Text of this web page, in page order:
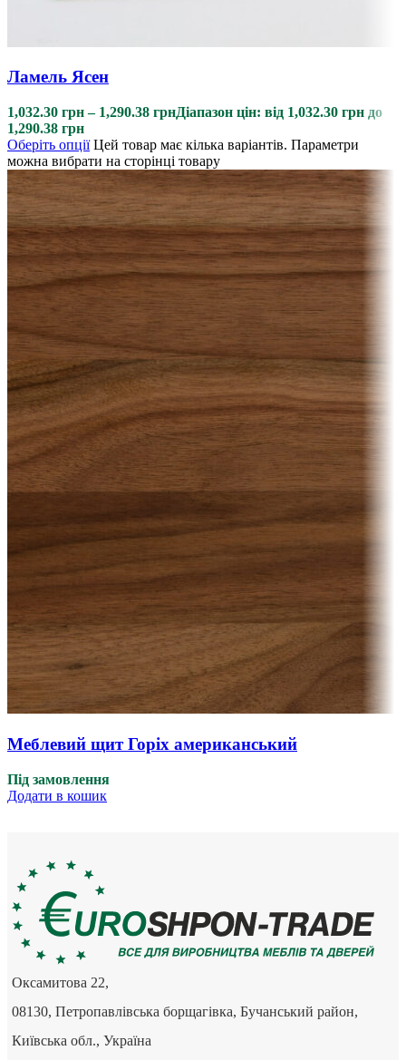
Ламель Ясен
1,032.30 грн – 1,290.38 грнДіапазон цін: від 1,032.30 грн до
1,290.38 грн
Оберіть опції Цей товар має кілька варіантів. Параметри
можна вибрати на сторінці товару
Меблевий щит Горіх американський
Під замовлення
Додати в кошик
Оксамитова 22,
08130, Петропавлівська борщагівка, Бучанський район,
Київська обл., Україна